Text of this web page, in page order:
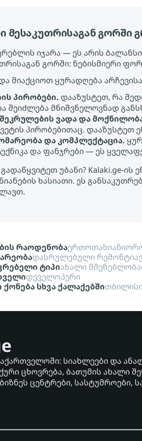
მესაკუთრისაგან გორში
იჯარა — ეს არის
გორში: ნებისმიერი
მიაქციოთ ყურადღება
პირობები. დააზუსტეთ, რა
შეიძლება მნიშვნელოვნად
ვადა და
პირობებითაც. დააზუსტეთ
და კომპლექტაცია.
და ფანჯრები — ეს
უბანი? Kalaki.ge-
ხასიათი. ეს
რაოდენობაერთოთახიანი
დასრულებული რემონტი
ტიპიახალი მშენებლობა
დეველოპერი
ქონება სხვა ქალაქებში
სიახლეები და
ცხოვრება, ბათუმის ახალი
ცენტრები, სასტუმროები,